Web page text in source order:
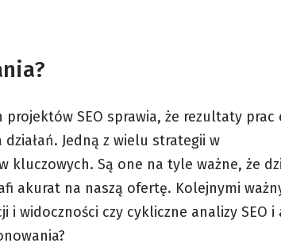
SEO sprawia, że rezultaty prac
Jedną z wielu strategii w
kluczowych. Są one na tyle ważne, że
akurat na naszą ofertę. Kolejnymi
widoczności czy cykliczne analizy SEO i